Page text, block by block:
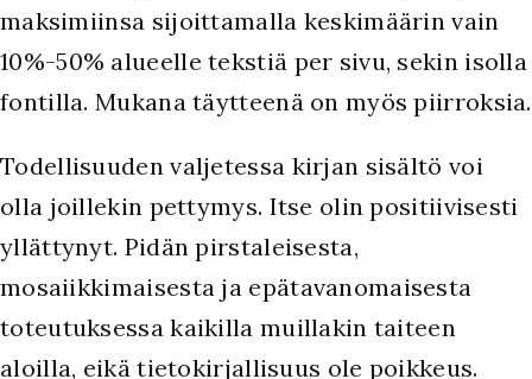
maksimiinsa sijoittamalla keskimäärin vain
10%-50% alueelle tekstiä per sivu, sekin isolla
fontilla. Mukana täytteenä on myös piirroksia.
Todellisuuden valjetessa kirjan sisältö voi
olla joillekin pettymys. Itse olin positiivisesti
yllättynyt. Pidän pirstaleisesta,
mosaiikkimaisesta ja epätavanomaisesta
toteutuksessa kaikilla muillakin taiteen
aloilla, eikä tietokirjallisuus ole poikkeus.